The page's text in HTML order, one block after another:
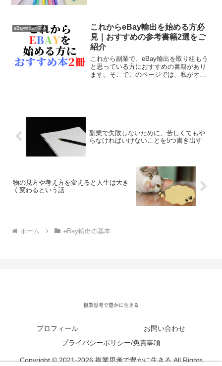
さについて解説していきま...
eBay輸出の基本
これからeBay輸出を始める方必
見｜おすすめの参考書籍2選をご
紹介
これから副業で、eBay輸出を取り組もう
と思っている方におすすめの書籍があり
ます。そこでこのページでは、私がオス
副業で失敗しないために、苦しくてもや
らなければいけないことを5つ書き出す
物の見方や考え方を変えると人生は大き
く変わるという話
ホーム eBay輸出の基本
プロフィール
お問い合わせ
プライバシーポリシー/免責事項
Copyright © 2021-2026 複業思考で豊かに生きる All Rights